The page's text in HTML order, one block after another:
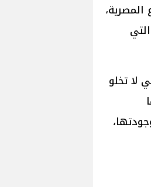
المصرية،
لا تخلو